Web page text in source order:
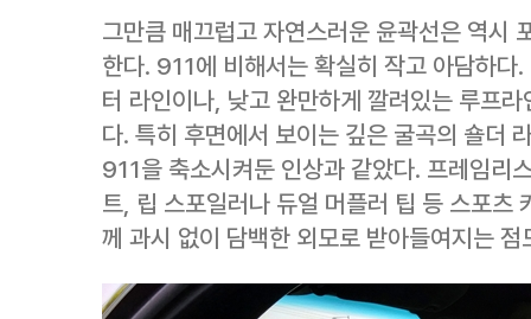
그만큼 매끄럽고 자연스러운 윤곽선은 역시
한다. 911에 비해서는 확실히 작고 아담하다
터 라인이나, 낮고 완만하게 깔려있는 루프
다. 특히 후면에서 보이는 깊은 굴곡의 숄더
911을 축소시켜둔 인상과 같았다. 프레임리
트, 립 스포일러나 듀얼 머플러 팁 등 스포츠
께 과시 없이 담백한 외모로 받아들여지는